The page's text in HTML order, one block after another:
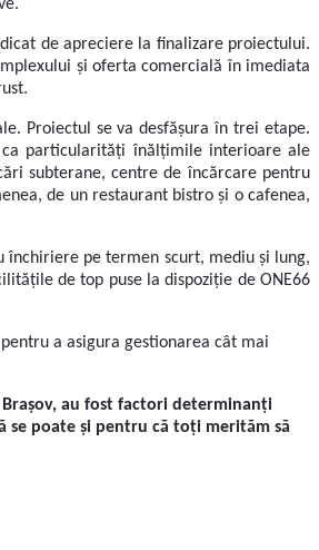
de apreciere la finalizare proiectului.
și oferta comercială în imediata
Proiectul se va desfășura în trei etape.
ca particularități înălțimile interioare ale
subterane, centre de încărcare pentru
de un restaurant bistro și o cafenea,
închiriere pe termen scurt, mediu și lung,
de top puse la dispoziție de ONE66
a asigura gestionarea cât mai
au fost factori determinanți
se poate și pentru că toți merităm să